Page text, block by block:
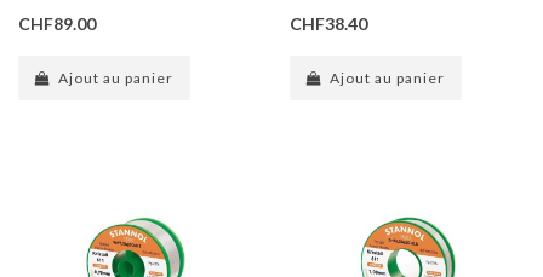
CHF89.00
Ajout au panier
CHF38.40
Ajout au panier